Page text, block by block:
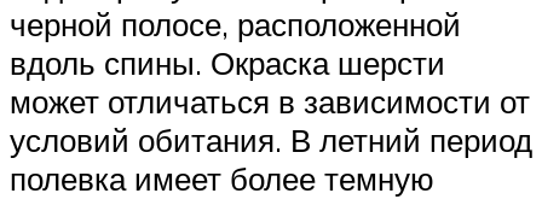
черной полосе, расположенной
вдоль спины. Окраска шерсти
может отличаться в зависимости от
условий обитания. В летний период
полевка имеет более темную